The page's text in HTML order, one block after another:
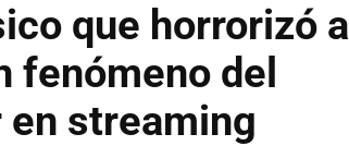
que horrorizó a
fenómeno del
streaming